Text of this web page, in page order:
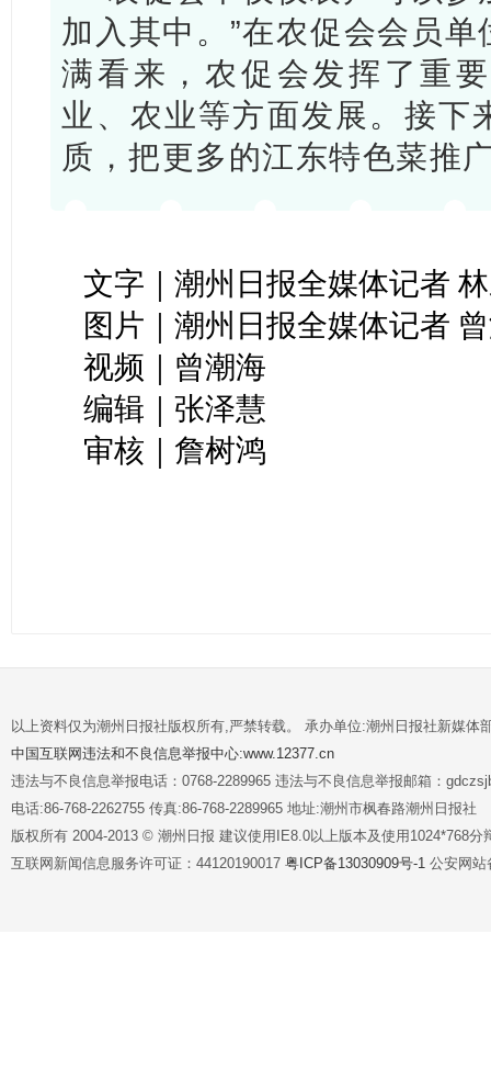
加入其中。”在农促会会员
满看来，农促会发挥了重
业、农业等方面发展。接下
质，把更多的江东特色菜推
文字｜潮州日报全媒体记者
图片｜潮州日报全媒体记者
视频｜曾潮海
编辑｜张泽慧
审核｜詹树鸿
以上资料仅为潮州日报社版权所有,严禁转载。 承办单位:潮州日报社新媒体
中国互联网违法和不良信息举报中心:www.12377.cn
违法与不良信息举报电话：0768-2289965 违法与不良信息举报邮箱：
电话:86-768-2262755 传真:86-768-2289965 地址:潮州市枫春路潮州日报社
版权所有 2004-2013 © 潮州日报 建议使用IE8.0以上版本及使用1024*768分
互联网新闻信息服务许可证：44120190017 粤ICP备13030909号-1 公安网站